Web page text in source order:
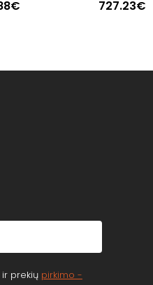
727.23€
ir prekių pirkimo -